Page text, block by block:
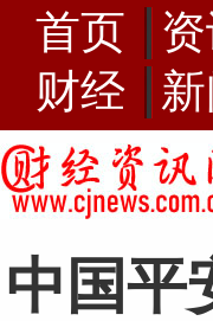
首页
财经
中国平